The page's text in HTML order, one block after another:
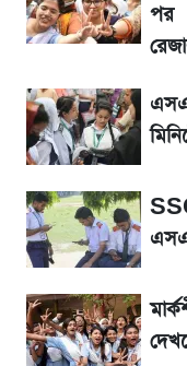
জেনে নিন আজকের
আগামীকালই
তারিখ
তাপমাত্রা নিয়ে
৬ আগস্ট দেশের
রবির বড়
গ্রাহক বৃদ্ধি
পর